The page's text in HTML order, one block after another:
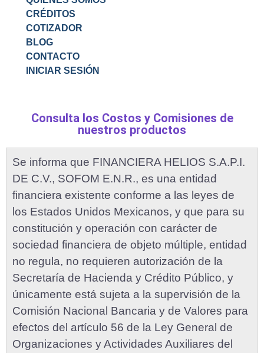
CRÉDITOS
COTIZADOR
BLOG
CONTACTO
INICIAR SESIÓN
Consulta los Costos y Comisiones de
nuestros productos
Se informa que FINANCIERA HELIOS S.A.P.I.
DE C.V., SOFOM E.N.R., es una entidad
financiera existente conforme a las leyes de
los Estados Unidos Mexicanos, y que para su
constitución y operación con carácter de
sociedad financiera de objeto múltiple, entidad
no regula, no requieren autorización de la
Secretaría de Hacienda y Crédito Público, y
únicamente está sujeta a la supervisión de la
Comisión Nacional Bancaria y de Valores para
efectos del artículo 56 de la Ley General de
Organizaciones y Actividades Auxiliares del